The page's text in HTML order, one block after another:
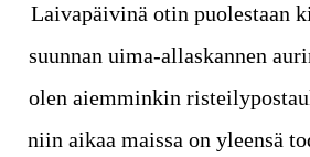
Laivapäivinä otin puolestaan
suunnan uima-allaskannen
olen aiemminkin
niin aikaa maissa on yleensä